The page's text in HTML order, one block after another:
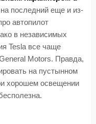
последний еще и из-
автопилот
в независимых
Tesla все чаще
Motors. Правда,
на пустынном
хорошем освещении